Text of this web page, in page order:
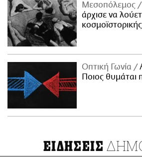
Μεσοπόλεμος
άρχισε να
Οπτική Γωνία
Ποιος θυμάται
ΕΙΔΗΣΕΙΣ